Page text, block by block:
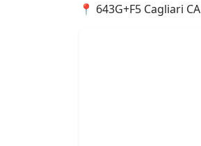
📍 643G+F5 Cagliari CA